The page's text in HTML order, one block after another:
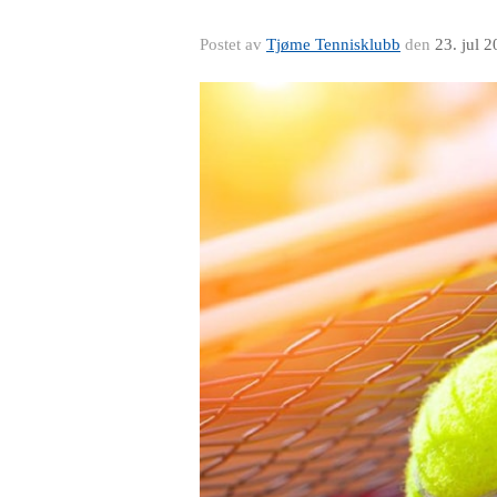
Postet av Tjøme Tennisklubb den 23. jul